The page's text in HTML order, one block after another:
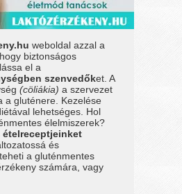
weboldal azzal a
biztonságos
el a
szenvedőket. A
(cöliákia) a szervezet
a gluténere. Kezelése
lehetséges. Hol
élelmiszerek?
ételreceptjeinket
és
a gluténmentes
számára, vagy